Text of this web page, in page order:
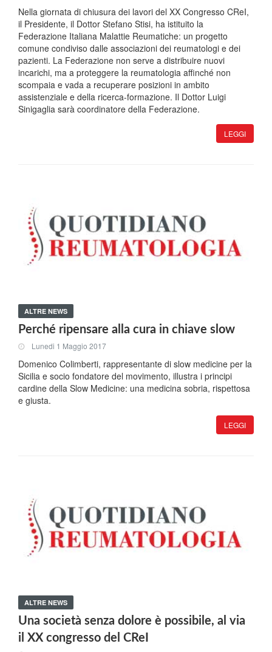
Nella giornata di chiusura dei lavori del XX Congresso CReI,
il Presidente, il Dottor Stefano Stisi, ha istituito la
Federazione Italiana Malattie Reumatiche: un progetto
comune condiviso dalle associazioni dei reumatologi e dei
pazienti. La Federazione non serve a distribuire nuovi
incarichi, ma a proteggere la reumatologia affinché non
scompaia e vada a recuperare posizioni in ambito
assistenziale e della ricerca-formazione. Il Dottor Luigi
Sinigaglia sarà coordinatore della Federazione.
LEGGI
ALTRE NEWS
Perché ripensare alla cura in chiave slow
Lunedi 1 Maggio 2017
Domenico Colimberti, rappresentante di slow medicine per la
Sicilia e socio fondatore del movimento, illustra i principi
cardine della Slow Medicine: una medicina sobria, rispettosa
e giusta.
LEGGI
ALTRE NEWS
Una società senza dolore è possibile, al via
il XX congresso del CReI